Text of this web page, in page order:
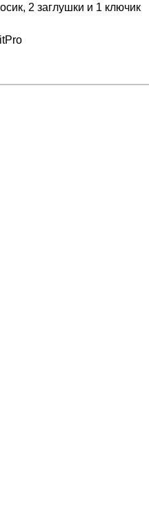
2 заглушки и 1 ключик